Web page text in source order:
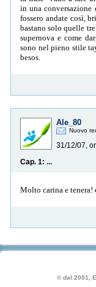
in una conversazione
fossero andate così,
bastano solo quelle
supernova e come
sono nel pieno stile
besos.
Ale_80
Nuovo
31/12/07,
Cap. 1: ...
Molto carina e tenera!
© dal 2001,